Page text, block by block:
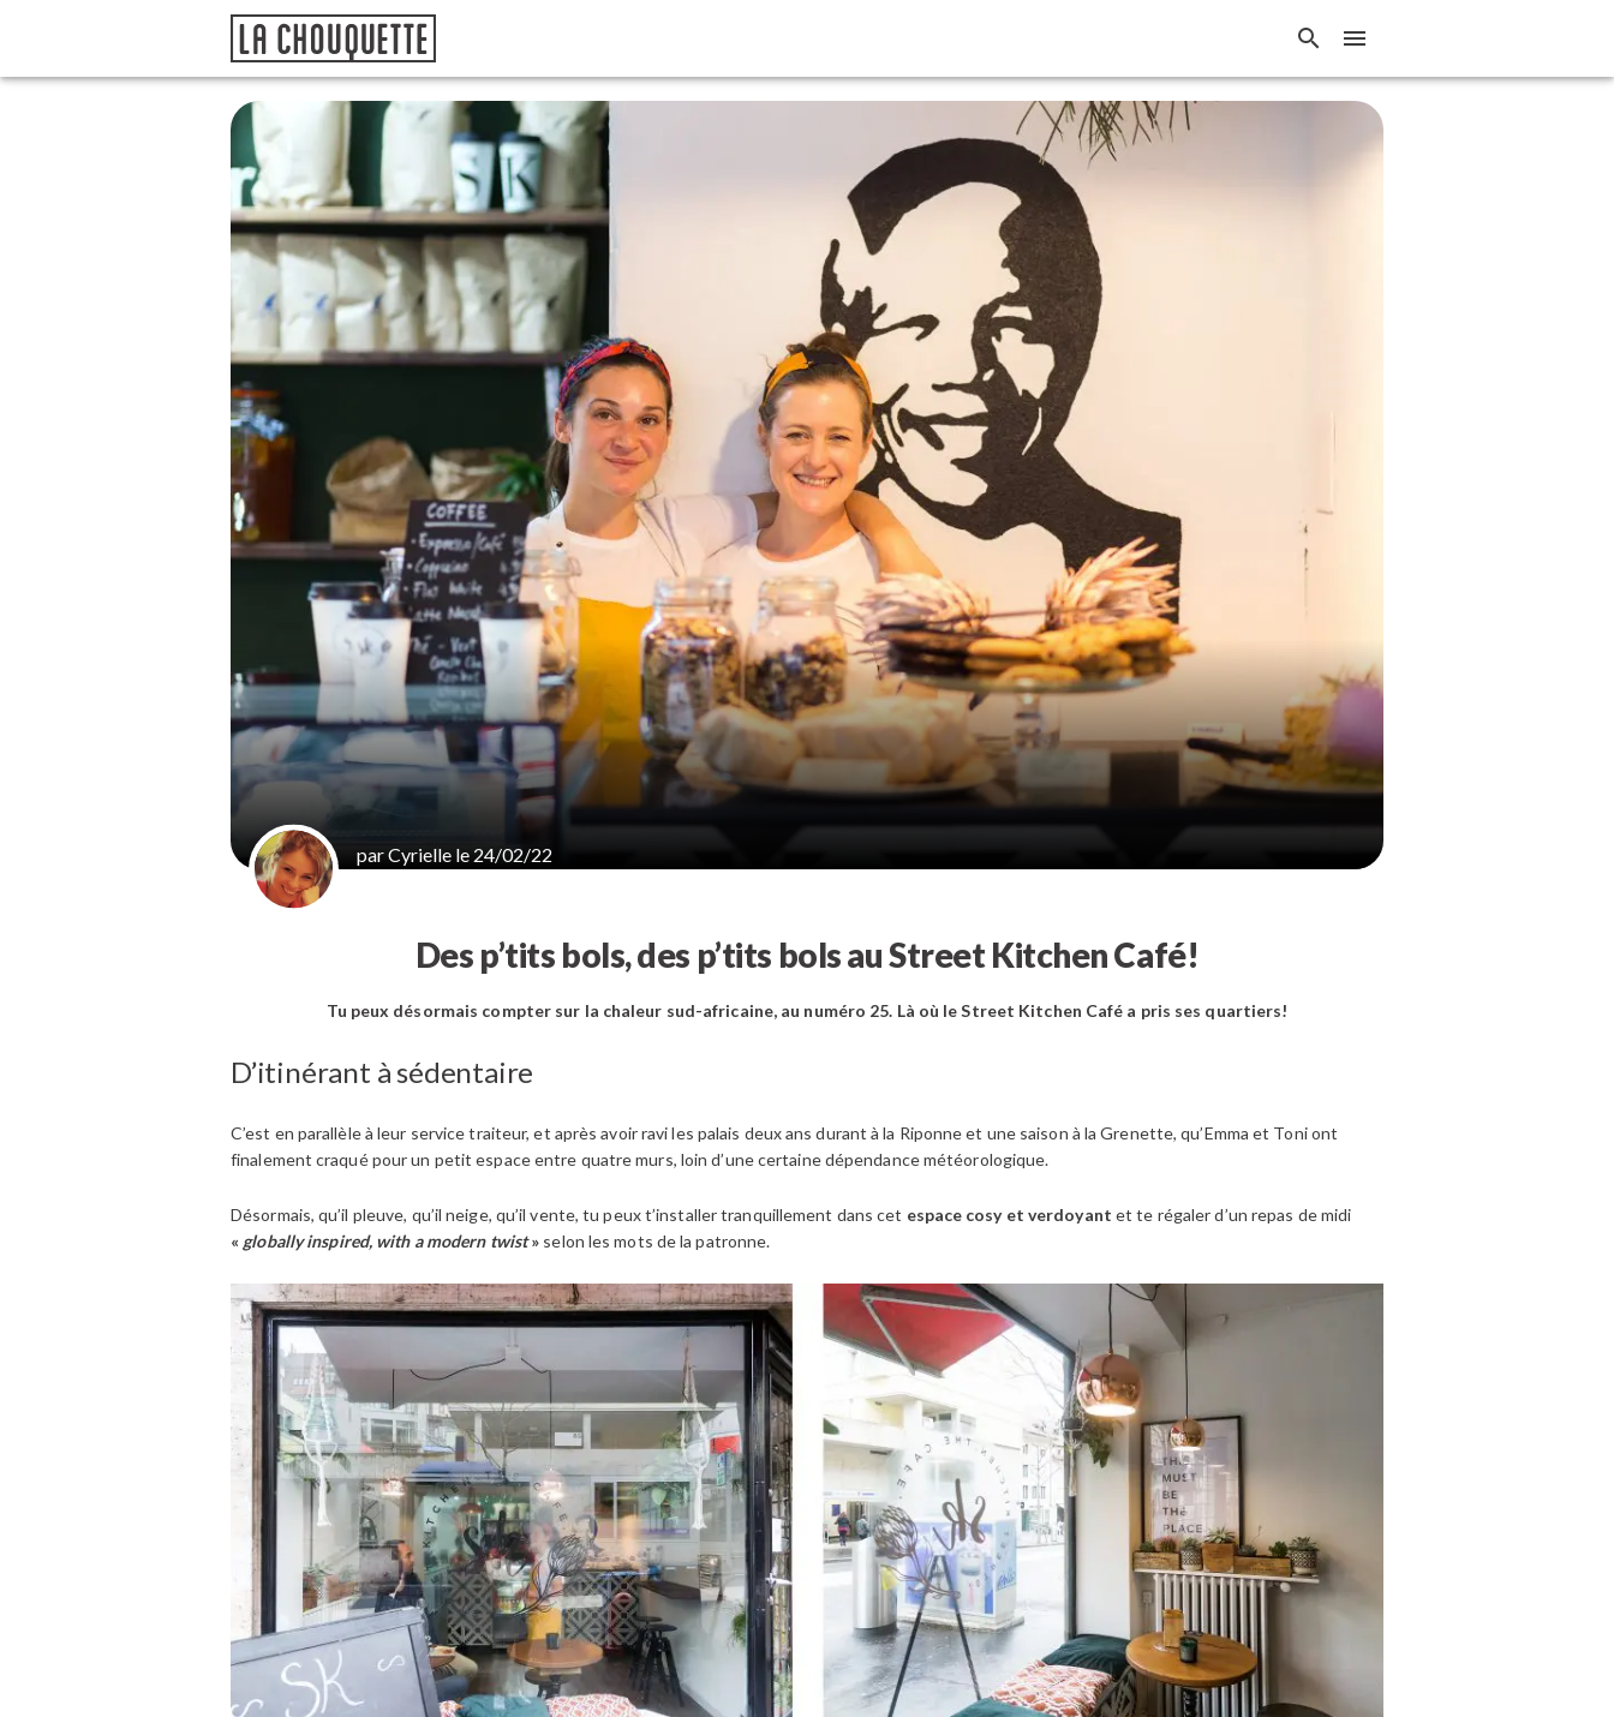
par Cyrielle le 24/02/22
Des p’tits bols, des p’tits bols au Street Kitchen Café!
Tu peux désormais compter sur la chaleur sud-africaine, au numéro 25. Là où le Street Kitchen Café a pris ses quartiers!
D’itinérant à sédentaire
C’est en parallèle à leur service traiteur, et après avoir ravi les palais deux ans durant à la Riponne et une saison à la Grenette, qu’Emma et Toni ont
finalement craqué pour un petit espace entre quatre murs, loin d’une certaine dépendance météorologique.
Désormais, qu’il pleuve, qu’il neige, qu’il vente, tu peux t’installer tranquillement dans cet espace cosy et verdoyant et te régaler d’un repas de midi
« globally inspired, with a modern twist» selon les mots de la patronne.